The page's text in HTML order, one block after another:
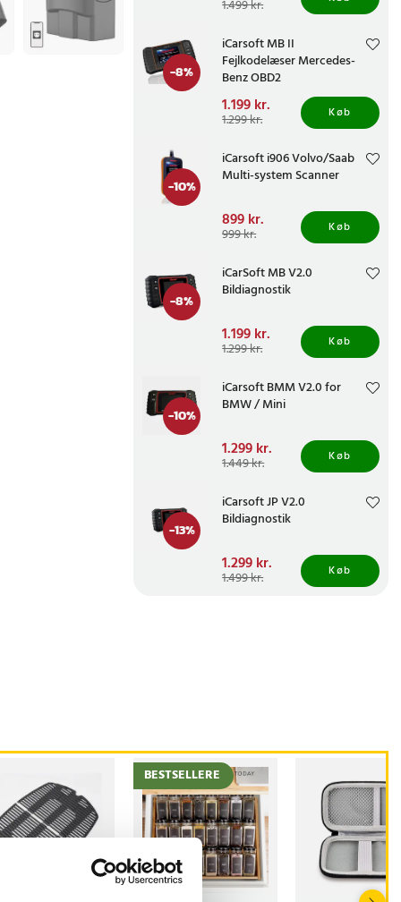
1.499 kr.
1.499 kr.
-8%
iCarsoft MB II
Fejlkodelæser Mercedes-
Benz OBD2
Nuværende pris:
1.199 kr.Tidligere pris:
1.299 kr.
1.199 kr.
1.299 kr. Køb
-10%
iCarsoft i906 Volvo/Saab
Multi-system Scanner
Nuværende pris:
899 kr. Tidligere pris:999 kr.
899 kr.
999 kr. Køb
-8%
iCarSoft MB V2.0
Bildiagnostik
Nuværende pris:
1.199 kr.Tidligere pris:
1.299 kr.
1.199 kr.
1.299 kr. Køb
-10%
iCarsoft BMM V2.0 for
BMW / Mini
Nuværende pris:
1.299 kr.Tidligere pris:
1.449 kr.
1.299 kr.
1.449 kr. Køb
-13%
iCarsoft JP V2.0
Bildiagnostik
Nuværende pris:
1.299 kr. Tidligere pris:
1.499 kr.
1.299 kr.
1.499 kr. Køb
BESTSELLERE